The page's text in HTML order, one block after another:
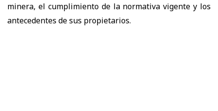
minera, el cumplimiento de la normativa vigente y los
antecedentes de sus propietarios.